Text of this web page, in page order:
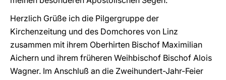
Herzlich Grüße ich die Pilgergruppe der
Kirchenzeitung und des Domchores von Linz
zusammen mit ihrem Oberhirten Bischof Maximilian
Aichern und ihrem früheren Weihbischof Bischof Alois
Wagner. Im Anschluß an die Zweihundert-Jahr-Feier